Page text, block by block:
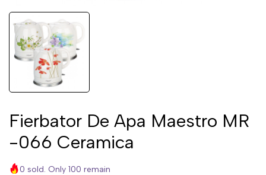
Fierbator De Apa Maestro MR
-066 Ceramica
0 sold. Only 100 remain